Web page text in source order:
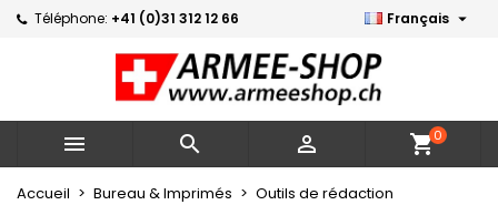
Téléphone: +41 (0)31 312 12 66 Français 
   shopping_cart0
Accueil Bureau & Imprimés Outils de rédaction
×
Créer une nouvelle liste
×
((confirmMessage))
((cancelText)) ((modalDeleteText))
×
Nom de la liste d'envies
×
Vous devez être connecté pour ajouter des produits
à votre liste d'envies.
Annuler Connexion